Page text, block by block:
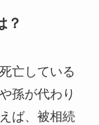
？
亡している
孫が代わり
ば、被相続